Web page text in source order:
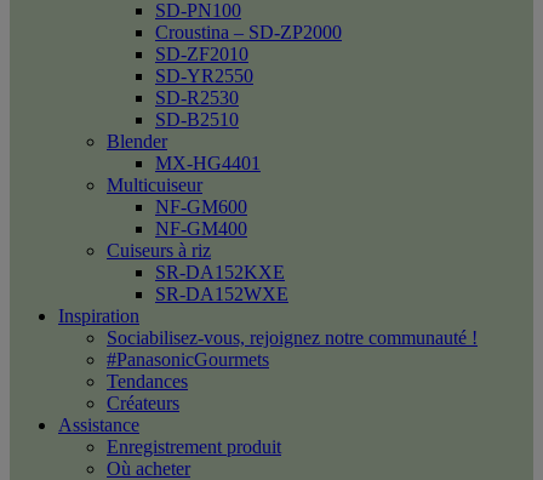
SD-PN100
Croustina – SD-ZP2000
SD-ZF2010
SD-YR2550
SD-R2530
SD-B2510
Blender
MX-HG4401
Multicuiseur
NF-GM600
NF-GM400
Cuiseurs à riz
SR-DA152KXE
SR-DA152WXE
Inspiration
Sociabilisez-vous, rejoignez notre communauté !
#PanasonicGourmets
Tendances
Créateurs
Assistance
Enregistrement produit
Où acheter